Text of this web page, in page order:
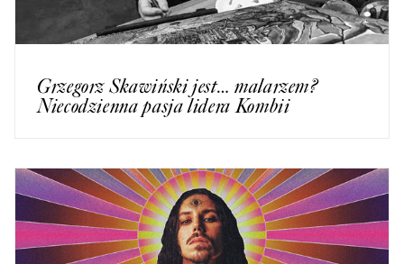
Grzegorz Skawiński jest… malarzem?
Niecodzienna pasja lidera Kombii